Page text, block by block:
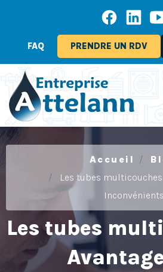
FAQ PRENDRE UN RDV
Accueil
Les tubes
Inconvénients
Les tubes